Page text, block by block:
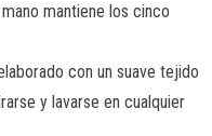
mantiene los cinco
con un suave tejido
y lavarse en cualquier